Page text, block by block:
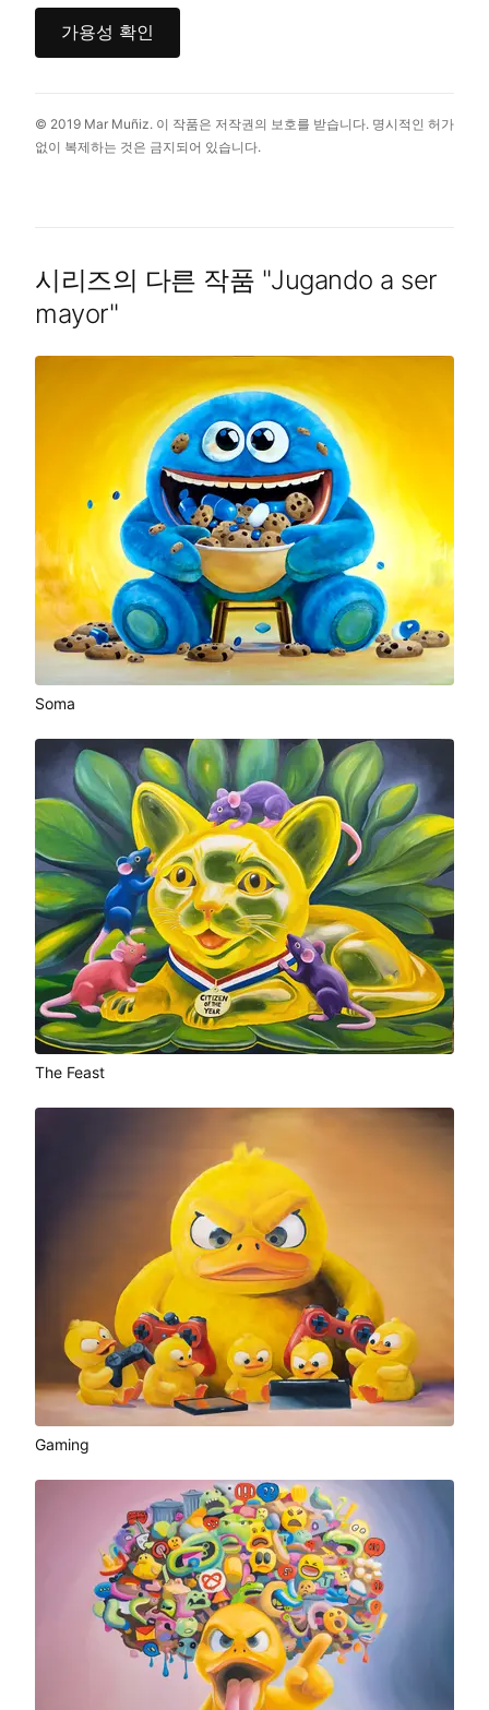
가용성 확인
© 2019 Mar Muñiz. 이 작품은 저작권의 보호를 받습니다. 명시적인 허가
없이 복제하는 것은 금지되어 있습니다.
시리즈의 다른 작품 "Jugando a ser
mayor"
Soma
The Feast
Gaming